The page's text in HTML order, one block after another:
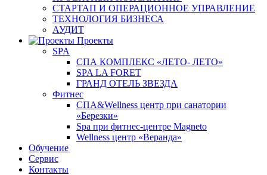
СТАРТАП И ОПЕРАЦИОННОЕ УПРАВЛЕНИЕ
ТЕХНОЛОГИЯ БИЗНЕСА
АУДИТ
Проекты
SPA
СПА КОМПЛЕКС «ЛЕТО- ЛЕТО»
SPA LA FORET
ГРАНД ОТЕЛЬ ЗВЕЗДА
Фитнес
СПА&Wellness центр при санатории
«Березки»
Spa при фитнес-центре Magneto
Wellness центр «Веранда»
Обучение
Сервис
Контакты